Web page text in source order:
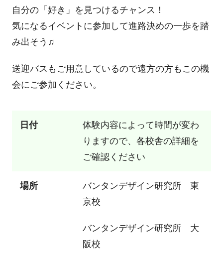
自分の「好き」を見つけるチャンス！
気になるイベントに参加して進路決めの一歩を踏
み出そう♫
送迎バスもご用意しているので遠方の方もこの機
会にご参加ください。
日付
体験内容によって時間が変わ
りますので、各校舎の詳細を
ご確認ください
場所
バンタンデザイン研究所 東
京校
バンタンデザイン研究所 大
阪校